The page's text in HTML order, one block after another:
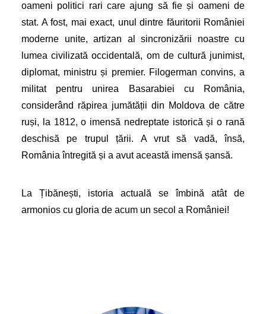
oameni politici rari care ajung să fie și oameni de
stat. A fost, mai exact, unul dintre făuritorii României
moderne unite, artizan al sincronizării noastre cu
lumea civilizată occidentală, om de cultură junimist,
diplomat, ministru și premier. Filogerman convins, a
militat pentru unirea Basarabiei cu România,
considerând răpirea jumătății din Moldova de către
ruși, la 1812, o imensă nedreptate istorică și o rană
deschisă pe trupul țării. A vrut să vadă, însă,
România întregită și a avut această imensă șansă.
La Țibănești, istoria actuală se îmbină atât de
armonios cu gloria de acum un secol a României!